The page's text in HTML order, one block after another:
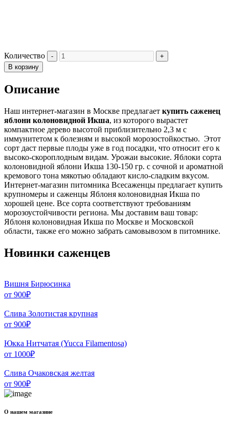
Количество
В корзину
Описание
Наш интернет-магазин в Москве предлагает купить саженец
яблони колоновидной Икша, из которого вырастет
компактное дерево высотой приблизительно 2,3 м с
иммунитетом к болезням и высокой морозостойкостью. Этот
сорт даст первые плоды уже в год посадки, что относит его к
высоко-скороплодным видам. Урожаи высокие. Яблоки сорта
колоновидной яблони Икша 130-150 гр. с сочной и ароматной
кремового тона мякотью обладают кисло-сладким вкусом.
Интернет-магазин питомника Всесаженцы предлагает купить
крупномеры и саженцы Яблоня колоновидная Икша по
хорошей цене. Все сорта соответствуют требованиям
морозоустойчивости региона. Мы доставим ваш товар:
Яблоня колоновидная Икша по Москве и Московской
области, также его можно забрать самовывозом в питомнике.
Новинки саженцев
Вишня Бирюсинка
от 900₽
Слива Золотистая крупная
от 900₽
Юкка Нитчатая (Yucca Filamentosa)
от 1000₽
Слива Очаковская желтая
от 900₽
О нашем магазине